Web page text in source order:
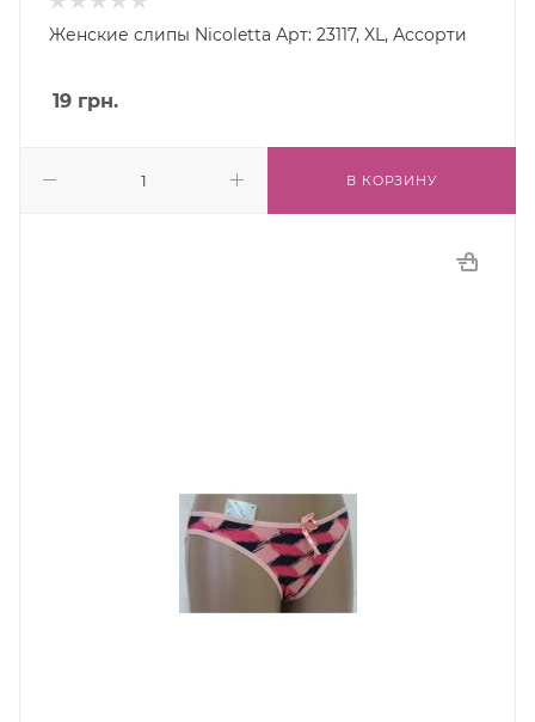
Женские слипы Nicoletta Арт: 23117, XL, Ассорти
19 грн.
В КОРЗИНУ